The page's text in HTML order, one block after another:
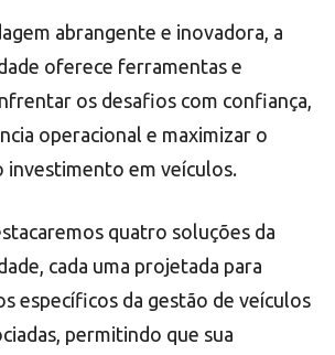
abrangente e inovadora, a
oferece ferramentas e
os desafios com confiança,
operacional e maximizar o
em veículos.
quatro soluções da
cada uma projetada para
específicos da gestão de veículos
permitindo que sua